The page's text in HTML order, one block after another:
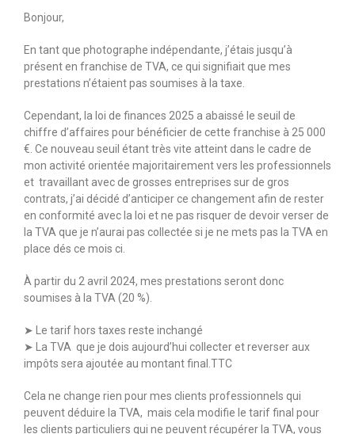
Bonjour,
En tant que photographe indépendante, j’étais jusqu’à
présent en franchise de TVA, ce qui signifiait que mes
prestations n’étaient pas soumises à la taxe.
Cependant, la loi de finances 2025 a abaissé le seuil de
chiffre d’affaires pour bénéficier de cette franchise à 25 000
€. Ce nouveau seuil étant très vite atteint dans le cadre de
mon activité orientée majoritairement vers les professionnels
et travaillant avec de grosses entreprises sur de gros
contrats, j’ai décidé d’anticiper ce changement afin de rester
en conformité avec la loi et ne pas risquer de devoir verser de
la TVA que je n’aurai pas collectée si je ne mets pas la TVA en
place dés ce mois ci.
À partir du 2 avril 2024, mes prestations seront donc
soumises à la TVA (20 %).
➤ Le tarif hors taxes reste inchangé
➤ La TVA que je dois aujourd’hui collecter et reverser aux
impôts sera ajoutée au montant final.TTC
Cela ne change rien pour mes clients professionnels qui
peuvent déduire la TVA, mais cela modifie le tarif final pour
les clients particuliers qui ne peuvent récupérer la TVA, vous